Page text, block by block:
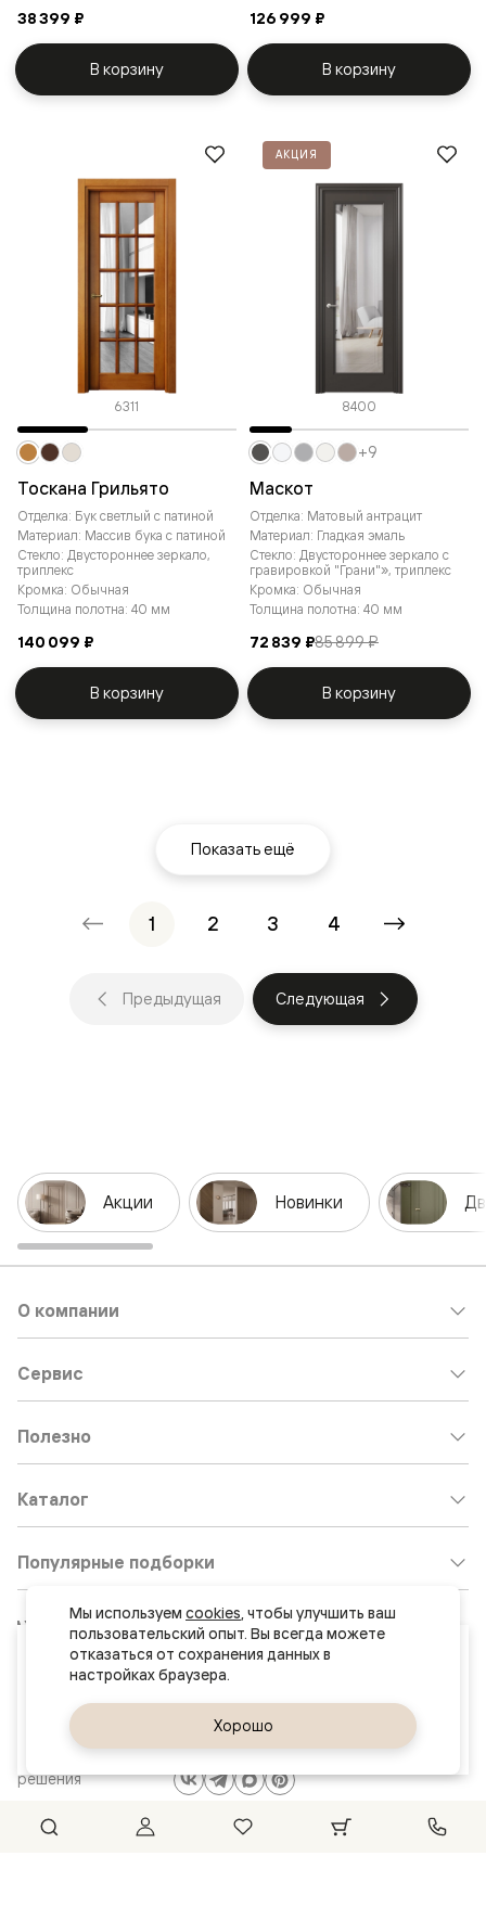
Ваш город
Челябинск
38 399 ₽
В корзину
126 999 ₽
В корзину
6311
Тоскана Грильято
Отделка: Бук светлый с патиной
Материал: Массив бука с патиной
Стекло: Двустороннее зеркало,
триплекс
Кромка: Обычная
Толщина полотна: 40 мм
140 099 ₽
В корзину
АКЦИЯ
8400
Маскот
Отделка: Матовый антрацит
Материал: Гладкая эмаль
Стекло: Двустороннее зеркало с
гравировкой "Грани"», триплекс
Кромка: Обычная
Толщина полотна: 40 мм
72 839 ₽85 899 ₽
+9
В корзину
Показать ещё
1 2 3 4
Предыдущая Следующая
Акции Новинки
решения
О компании
Сервис
Полезно
Каталог
Популярные подборки
Клиентский центр: 8 800 511 30 95
Почта по общим вопросам:
8800@volhovez.natm.ru
Обратный звонок
Сайт не является публичной офертой
Мы используем cookies, чтобы улучшить ваш
пользовательский опыт. Вы всегда можете
отказаться от сохранения данных в
Хорошо